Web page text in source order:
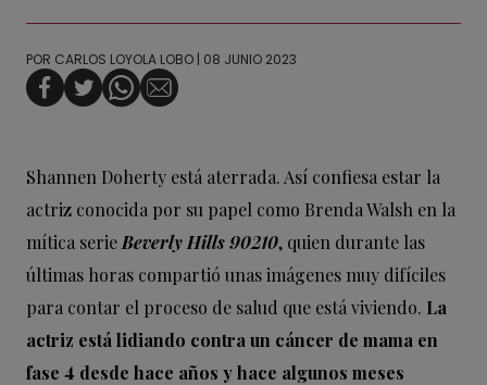
POR CARLOS LOYOLA LOBO | 08 JUNIO 2023
Shannen Doherty está aterrada. Así confiesa estar la
actriz conocida por su papel como Brenda Walsh en la
mítica serie Beverly Hills 90210, quien durante las
últimas horas compartió unas imágenes muy difíciles
para contar el proceso de salud que está viviendo. La
actriz está lidiando contra un cáncer de mama en
fase 4 desde hace años y hace algunos meses